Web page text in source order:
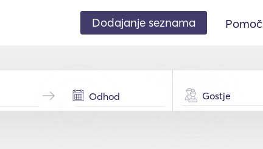
Dodajanje seznama Pomoč
Gostje